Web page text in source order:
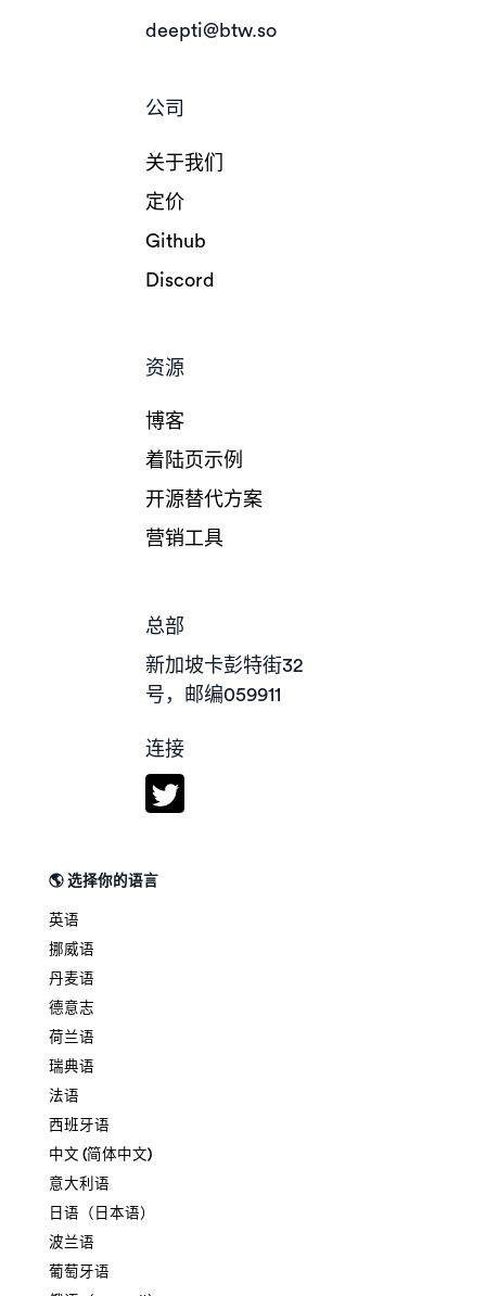
deepti@btw.so
公司
关于我们
定价
Github
Discord
资源
博客
着陆页示例
开源替代方案
营销工具
总部
新加坡卡彭特街32
号，邮编059911
连接
🌎 选择你的语言
英语
挪威语
丹麦语
德意志
荷兰语
瑞典语
法语
西班牙语
中文 (简体中文)
意大利语
日语（日本语）
波兰语
葡萄牙语